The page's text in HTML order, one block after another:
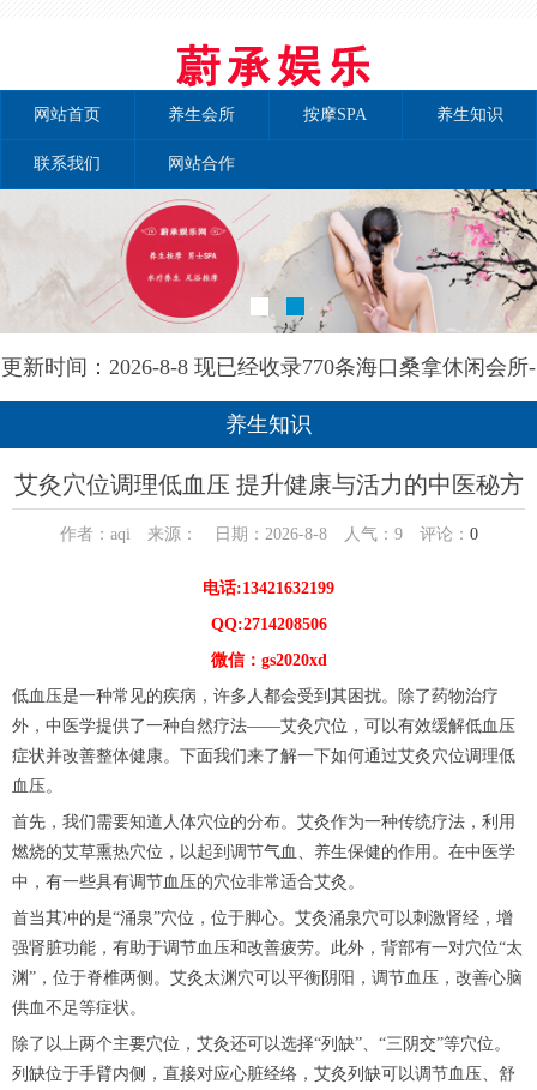
网站首页 养生会所 按摩SPA 养生知识
联系我们 网站合作
更新时间：2026-8-8 现已经收录770条海口桑拿休闲会所-
海口晚晴养生网信息
养生知识
艾灸穴位调理低血压 提升健康与活力的中医秘方
作者：aqi 来源： 日期：2026-8-8 人气： 9评论： 0
电话:13421632199
QQ:2714208506
微信：gs2020xd
低血压是一种常见的疾病，许多人都会受到其困扰。除了药物治疗
外，中医学提供了一种自然疗法——艾灸穴位，可以有效缓解低血压
症状并改善整体健康。下面我们来了解一下如何通过艾灸穴位调理低
血压。
首先，我们需要知道人体穴位的分布。艾灸作为一种传统疗法，利用
燃烧的艾草熏热穴位，以起到调节气血、养生保健的作用。在中医学
中，有一些具有调节血压的穴位非常适合艾灸。
首当其冲的是“涌泉”穴位，位于脚心。艾灸涌泉穴可以刺激肾经，增
强肾脏功能，有助于调节血压和改善疲劳。此外，背部有一对穴位“太
渊”，位于脊椎两侧。艾灸太渊穴可以平衡阴阳，调节血压，改善心脑
供血不足等症状。
除了以上两个主要穴位，艾灸还可以选择“列缺”、“三阴交”等穴位。
列缺位于手臂内侧，直接对应心脏经络，艾灸列缺可以调节血压、舒